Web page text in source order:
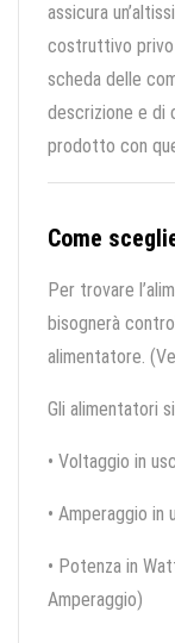
assicura
costruttivo
scheda delle
descrizione e di
prodotto con
Come
Per trovare
bisognerà
alimentatore.
Gli alimentatori
• Voltaggio in
• Amperaggio in
• Potenza in
Amperaggio)